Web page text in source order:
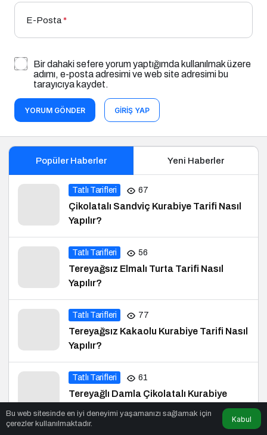
adımı, e-posta adresimi ve web site adresimi bu
YORUM GÖNDER
Popüler Haberler
Tatlı Tarifleri 67
Tereyağsız Elmalı Turta Tarifi Nasıl
Tereyağsız Kakaolu Kurabiye Tarifi Nasıl
Tereyağlı Damla Çikolatalı Kurabiye
Tereyağlı Ganaj Tarifi Nasıl Yapılır?
Bu web sitesinde en iyi deneyimi yaşamanızı sağlamak için
çerezler kullanılmaktadır.
Kabul